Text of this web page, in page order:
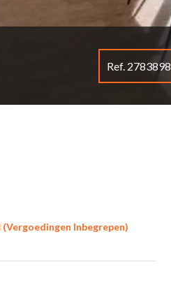
Ref. 2783898
(Vergoedingen Inbegrepen)